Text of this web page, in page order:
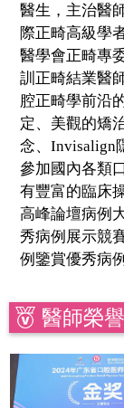
醫生，主治醫
際正畸高級學
醫學會正畸專
訓正畸結業醫
腔正畸學前沿
定、美觀的矯
念、Invisalign
參加國內各類
有豐富的臨床
高峰論壇病例
秀病例展示競
例鑒賞優秀病
醫師榮譽